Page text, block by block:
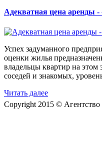
Адекватная цена аренды
Успех задуманного
оценки жилья
владельцы квартир на
соседей и знакомых,
Читать далее
Copyright 2015 ©